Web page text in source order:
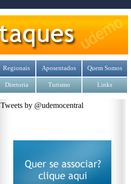
Regionais Aposentados Quem Somos
Diretoria Turismo Links
Tweets by @udemocentral